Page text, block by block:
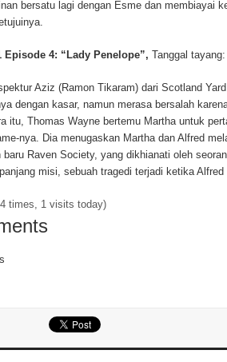
bersatu lagi dengan Esme dan membiayai
Episode 4: “Lady Penelope”, Tanggal
Aziz (Ramon Tikaram) dari Scotland
dengan kasar, namun merasa bersalah
itu, Thomas Wayne bertemu Martha untuk
nya. Dia menugaskan Martha dan Alfred
baru Raven Society, yang dikhianati oleh
misi, sebuah tragedi terjadi ketika Alfred
times, 1 visits today)